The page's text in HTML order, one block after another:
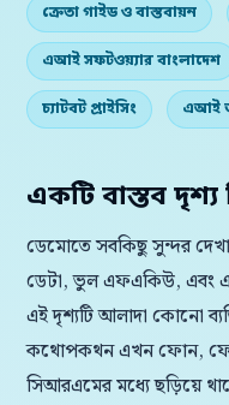
ক্রেতা গাইড ও বাস্তবায়ন
এআই সফটওয়্যার বাংলাদেশ
চ্যাটবট প্রাইসিং এআই
একটি বাস্তব
ডেমোতে সবকিছু সুন্দর
ডেটা, ভুল এফএকিউ, এবং
এই দৃশ্যটি আলাদা কোনো
কথোপকথন এখন ফোন,
সিআরএমের মধ্যে ছড়িয়ে